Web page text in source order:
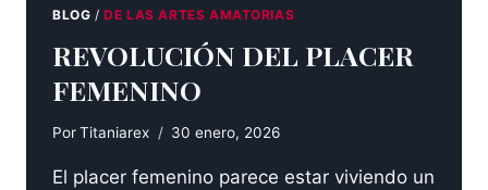
BLOG /DE LAS ARTES AMATORIAS
REVOLUCIÓN DEL PLACER
FEMENINO
PorTitaniarex 30 enero, 2026
El placer femenino parece estar viviendo un